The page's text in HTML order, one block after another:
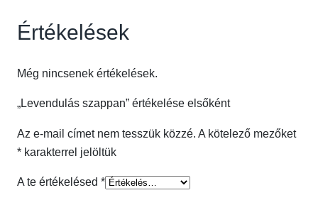
m
n
y
s
g
Értékelések
Még nincsenek értékelések.
„Levendulás szappan” értékelése elsőként
Az e-mail címet nem tesszük közzé. A kötelező mezőket
* karakterrel jelöltük
A te értékelésed *